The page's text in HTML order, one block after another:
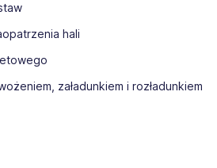
Agencja jest wpisana pod nr
poszukujemy osób na
w markecie budowalnym
hali
załadunkiem i rozładunkiem